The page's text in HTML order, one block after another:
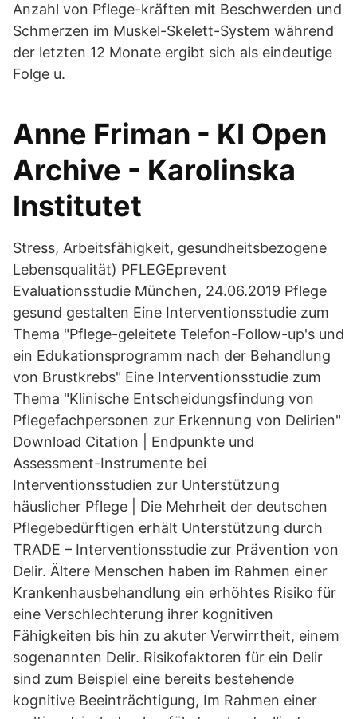
Anzahl von Pflege-kräften mit Beschwerden und
Schmerzen im Muskel-Skelett-System während
der letzten 12 Monate ergibt sich als eindeutige
Folge u.
Anne Friman - KI Open
Archive - Karolinska
Institutet
Stress, Arbeitsfähigkeit, gesundheitsbezogene
Lebensqualität) PFLEGEprevent
Evaluationsstudie München, 24.06.2019 Pflege
gesund gestalten Eine Interventionsstudie zum
Thema "Pflege-geleitete Telefon-Follow-up's und
ein Edukationsprogramm nach der Behandlung
von Brustkrebs" Eine Interventionsstudie zum
Thema "Klinische Entscheidungsfindung von
Pflegefachpersonen zur Erkennung von Delirien"
Download Citation | Endpunkte und
Assessment-Instrumente bei
Interventionsstudien zur Unterstützung
häuslicher Pflege | Die Mehrheit der deutschen
Pflegebedürftigen erhält Unterstützung durch
TRADE – Interventionsstudie zur Prävention von
Delir. Ältere Menschen haben im Rahmen einer
Krankenhausbehandlung ein erhöhtes Risiko für
eine Verschlechterung ihrer kognitiven
Fähigkeiten bis hin zu akuter Verwirrtheit, einem
sogenannten Delir. Risikofaktoren für ein Delir
sind zum Beispiel eine bereits bestehende
kognitive Beeinträchtigung, Im Rahmen einer